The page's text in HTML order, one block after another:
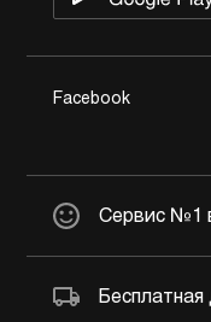
Facebook
Сервис №1
Бесплатная